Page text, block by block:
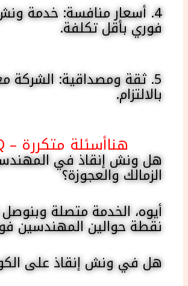
4. أسعار منافسة: خدمة
فوري بأقل تكلفة.
5. ثقة ومصداقية: الشركة
بالالتزام.
هناأسئلة متكررة – FAQ
هل ونش إنقاذ في
الزمالك والعجوزة؟
أيوه، الخدمة متصلة
نقطة حوالين المهندسين
هل في ونش إنقاذ على